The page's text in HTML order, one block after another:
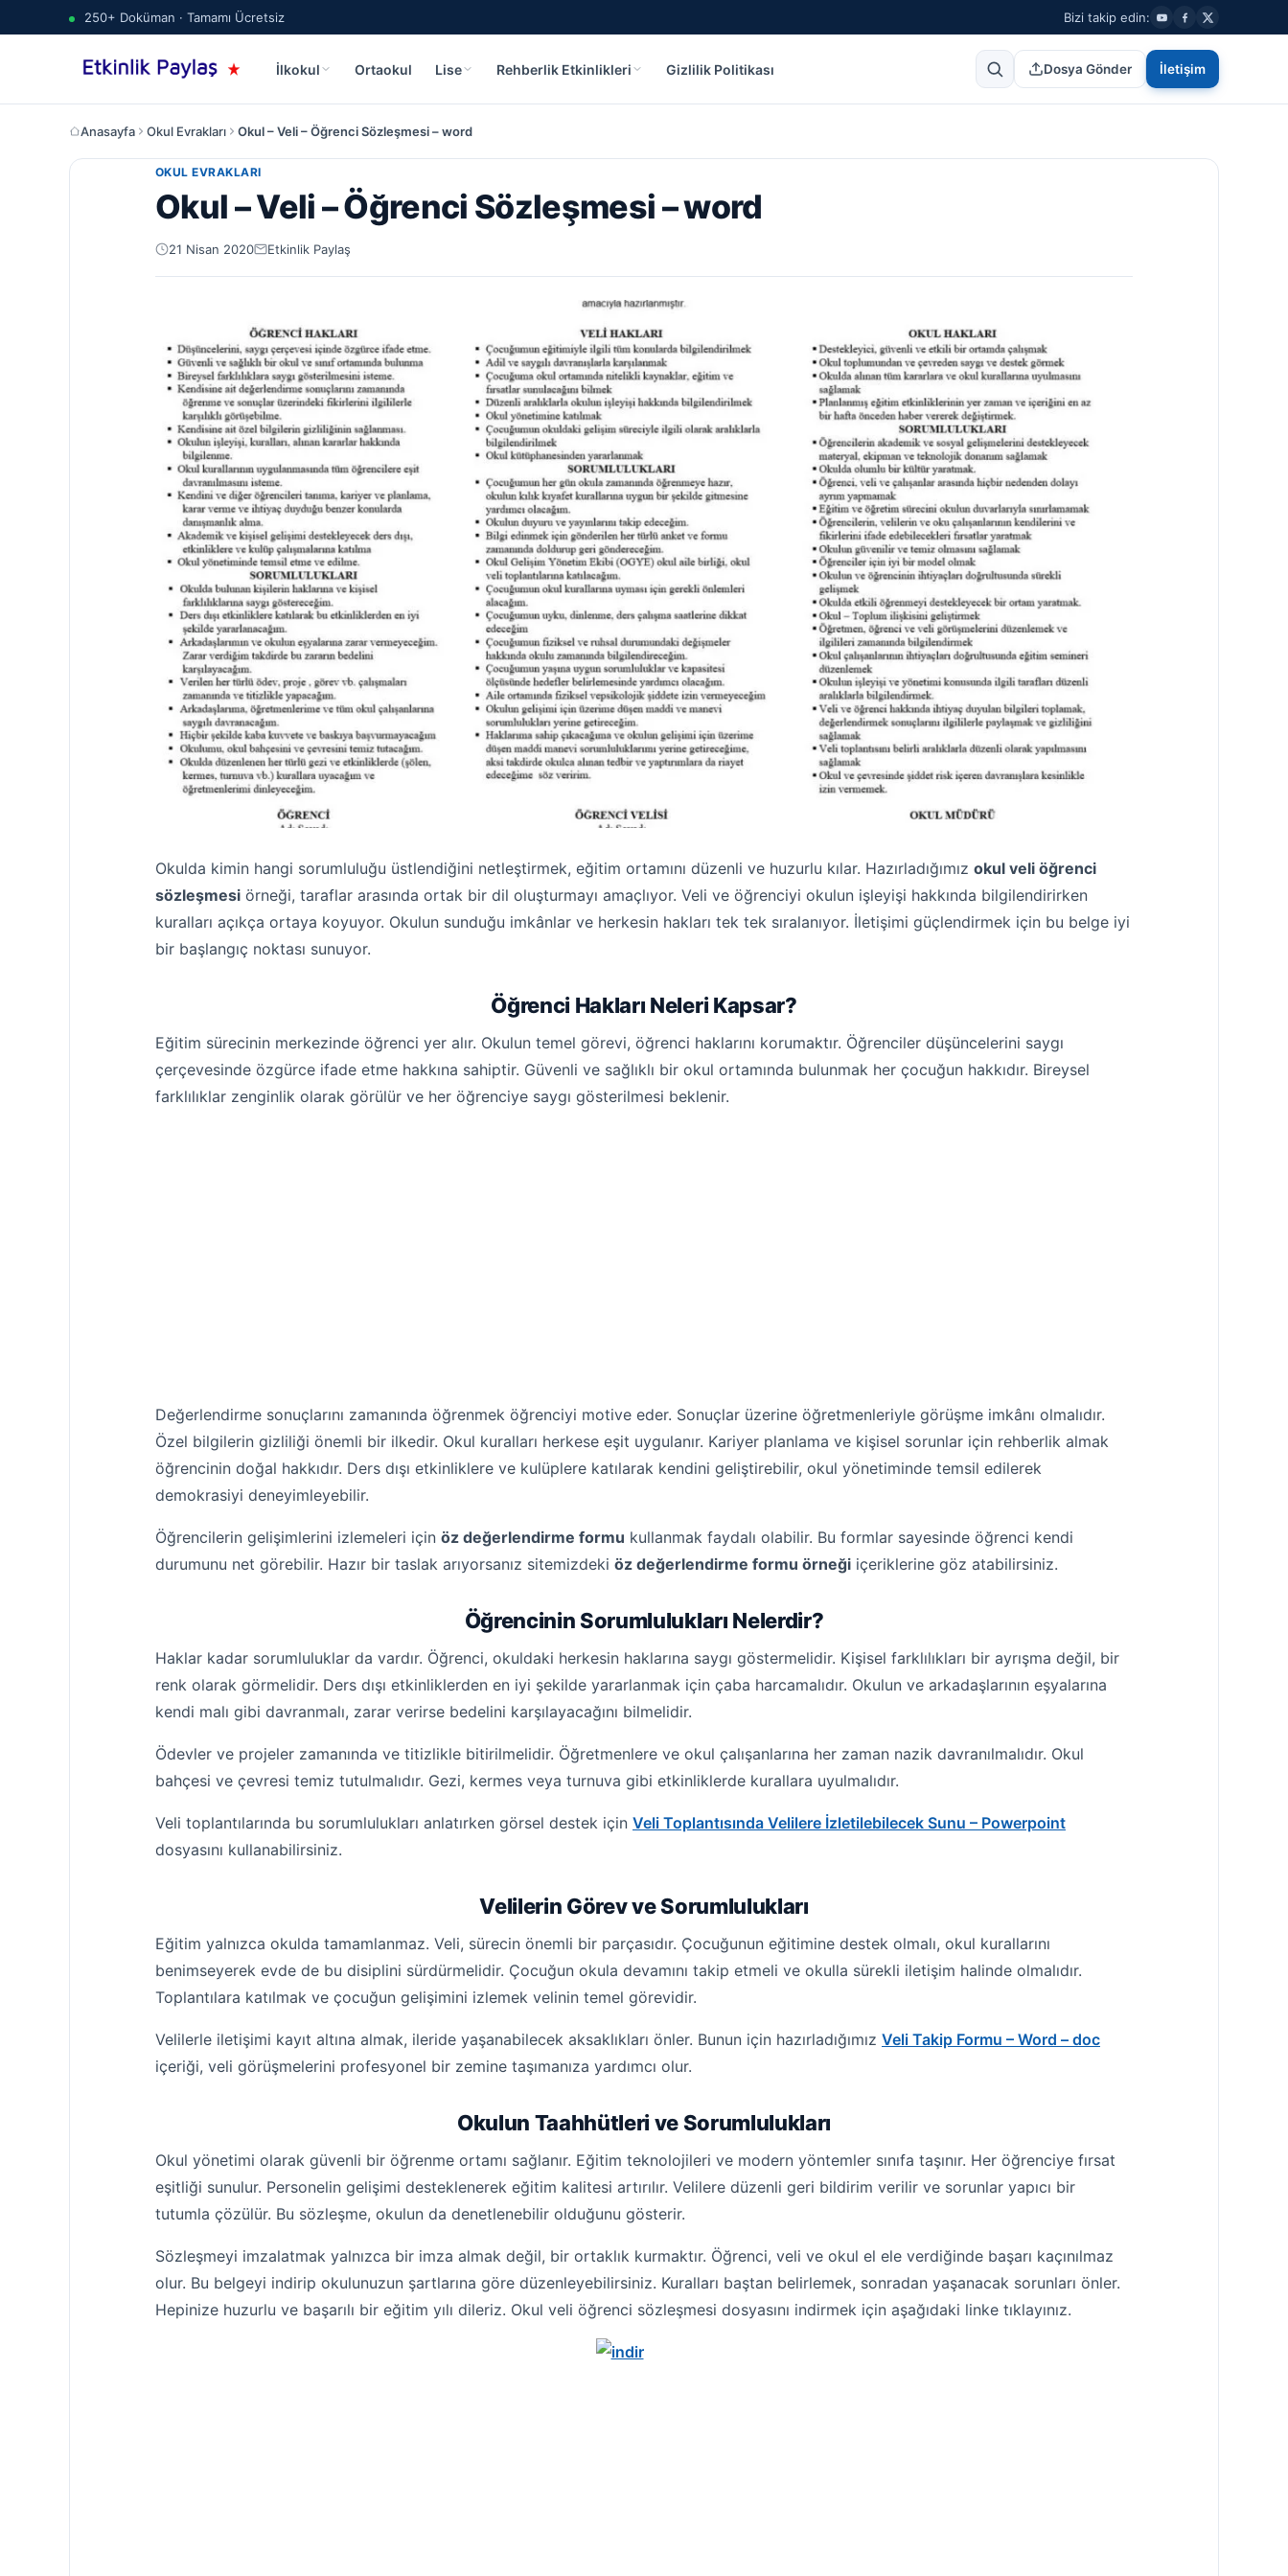
250+ Doküman · Tamamı Ücretsiz Bizi takip edin:
İlkokul Ortaokul Lise Rehberlik Etkinlikleri Gizlilik Politikası Dosya Gönder İletişim
Anasayfa Okul Evrakları Okul – Veli – Öğrenci Sözleşmesi – word
OKUL EVRAKLARI
Okul – Veli – Öğrenci Sözleşmesi – word
21 Nisan 2020 Etkinlik Paylaş
Okulda kimin hangi sorumluluğu üstlendiğini netleştirmek, eğitim ortamını düzenli ve huzurlu kılar. Hazırladığımız okul veli öğrenci
sözleşmesi örneği, taraflar arasında ortak bir dil oluşturmayı amaçlıyor. Veli ve öğrenciyi okulun işleyişi hakkında bilgilendirirken
kuralları açıkça ortaya koyuyor. Okulun sunduğu imkânlar ve herkesin hakları tek tek sıralanıyor. İletişimi güçlendirmek için bu belge iyi
bir başlangıç noktası sunuyor.
Öğrenci Hakları Neleri Kapsar?
Eğitim sürecinin merkezinde öğrenci yer alır. Okulun temel görevi, öğrenci haklarını korumaktır. Öğrenciler düşüncelerini saygı
çerçevesinde özgürce ifade etme hakkına sahiptir. Güvenli ve sağlıklı bir okul ortamında bulunmak her çocuğun hakkıdır. Bireysel
farklılıklar zenginlik olarak görülür ve her öğrenciye saygı gösterilmesi beklenir.
Değerlendirme sonuçlarını zamanında öğrenmek öğrenciyi motive eder. Sonuçlar üzerine öğretmenleriyle görüşme imkânı olmalıdır.
Özel bilgilerin gizliliği önemli bir ilkedir. Okul kuralları herkese eşit uygulanır. Kariyer planlama ve kişisel sorunlar için rehberlik almak
öğrencinin doğal hakkıdır. Ders dışı etkinliklere ve kulüplere katılarak kendini geliştirebilir, okul yönetiminde temsil edilerek
demokrasiyi deneyimleyebilir.
Öğrencilerin gelişimlerini izlemeleri için öz değerlendirme formu kullanmak faydalı olabilir. Bu formlar sayesinde öğrenci kendi
durumunu net görebilir. Hazır bir taslak arıyorsanız sitemizdeki öz değerlendirme formu örneği içeriklerine göz atabilirsiniz.
Öğrencinin Sorumlulukları Nelerdir?
Haklar kadar sorumluluklar da vardır. Öğrenci, okuldaki herkesin haklarına saygı göstermelidir. Kişisel farklılıkları bir ayrışma değil, bir
renk olarak görmelidir. Ders dışı etkinliklerden en iyi şekilde yararlanmak için çaba harcamalıdır. Okulun ve arkadaşlarının eşyalarına
kendi malı gibi davranmalı, zarar verirse bedelini karşılayacağını bilmelidir.
Ödevler ve projeler zamanında ve titizlikle bitirilmelidir. Öğretmenlere ve okul çalışanlarına her zaman nazik davranılmalıdır. Okul
bahçesi ve çevresi temiz tutulmalıdır. Gezi, kermes veya turnuva gibi etkinliklerde kurallara uyulmalıdır.
Veli toplantılarında bu sorumlulukları anlatırken görsel destek için Veli Toplantısında Velilere İzletilebilecek Sunu – Powerpoint
dosyasını kullanabilirsiniz.
Velilerin Görev ve Sorumlulukları
Eğitim yalnızca okulda tamamlanmaz. Veli, sürecin önemli bir parçasıdır. Çocuğunun eğitimine destek olmalı, okul kurallarını
benimseyerek evde de bu disiplini sürdürmelidir. Çocuğun okula devamını takip etmeli ve okulla sürekli iletişim halinde olmalıdır.
Toplantılara katılmak ve çocuğun gelişimini izlemek velinin temel görevidir.
Velilerle iletişimi kayıt altına almak, ileride yaşanabilecek aksaklıkları önler. Bunun için hazırladığımız Veli Takip Formu – Word – doc
içeriği, veli görüşmelerini profesyonel bir zemine taşımanıza yardımcı olur.
Okulun Taahhütleri ve Sorumlulukları
Okul yönetimi olarak güvenli bir öğrenme ortamı sağlanır. Eğitim teknolojileri ve modern yöntemler sınıfa taşınır. Her öğrenciye fırsat
eşitliği sunulur. Personelin gelişimi desteklenerek eğitim kalitesi artırılır. Velilere düzenli geri bildirim verilir ve sorunlar yapıcı bir
tutumla çözülür. Bu sözleşme, okulun da denetlenebilir olduğunu gösterir.
Sözleşmeyi imzalatmak yalnızca bir imza almak değil, bir ortaklık kurmaktır. Öğrenci, veli ve okul el ele verdiğinde başarı kaçınılmaz
olur. Bu belgeyi indirip okulunuzun şartlarına göre düzenleyebilirsiniz. Kuralları baştan belirlemek, sonradan yaşanacak sorunları önler.
Hepinize huzurlu ve başarılı bir eğitim yılı dileriz. Okul veli öğrenci sözleşmesi dosyasını indirmek için aşağıdaki linke tıklayınız.